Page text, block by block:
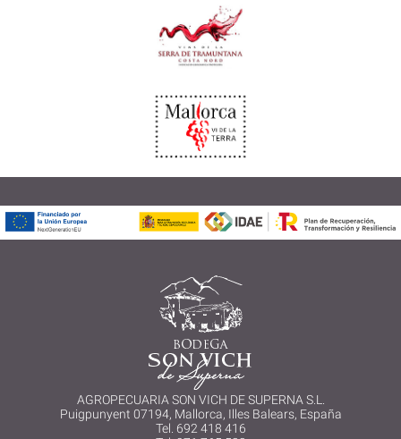
AGROPECUARIA SON VICH DE SUPERNA S.L.
Puigpunyent 07194, Mallorca, Illes Balears, España
Tel. 692 418 416